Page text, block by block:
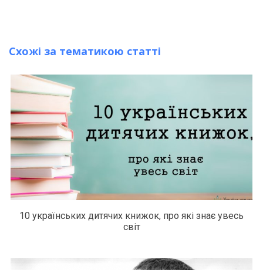
Схожі за тематикою статті
10 українських дитячих книжок, про які знає увесь
світ